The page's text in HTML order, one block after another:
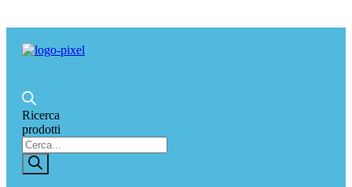
Ricerca
prodotti